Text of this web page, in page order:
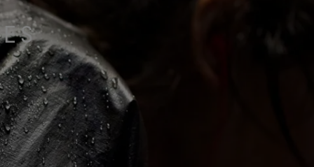
Confort y protección de
GORE‑TEX Invisible Fit
ajuste y la sensación que
gustan. Impermeabilidad
garantizada.
Calzado GORE‑TEX®
SURROUND®
de transpirablidad 360º
Confort y protección de
Rendimiento responsable
de forma responsable
la innovación basada en
la ciencia.
Productos duraderos
basada en la ciencia
Nuestro compromiso
Serie Breaking Trails
repelente al agua
Reparaciones
Kingdom